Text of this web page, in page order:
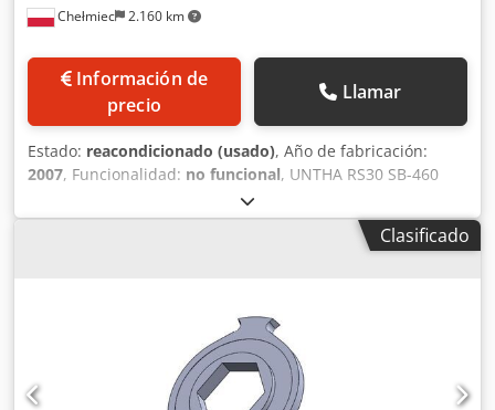
Chełmiec 2.160 km
Información de
precio
Llamar
Estado: reacondicionado (usado), Año de fabricación:
2007, Funcionalidad: no funcional, UNTHA RS30 SB-460
Año de fabricación: 2007 Usado - Dañado Número de
rotores: 4 Cámara de molienda: 460 x 500 mm Cuchillas
nuevas: 1Z-66, 8Z-66 Potencia del motor: 2 x 11 kW, 380 V,
Clasificado